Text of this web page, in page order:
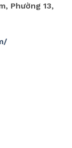
Phường 13,